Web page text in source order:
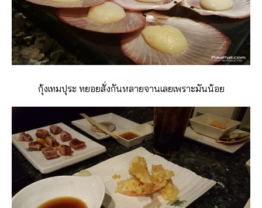
กุ้งเทมปุระ ทยอยสั่งกันหลายจานเลยเพราะมันน้อย